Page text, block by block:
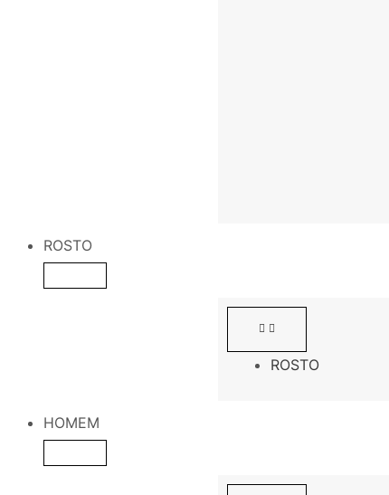
ROSTO
ROSTO
HOMEM